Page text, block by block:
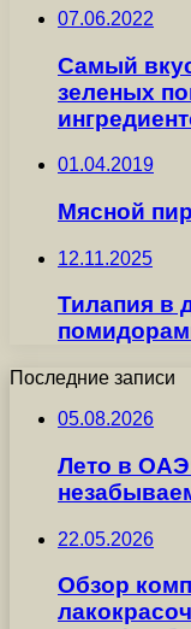
07.06.2022
Самый
зеленых
01.04.2019
Мясной
12.11.2025
Тилапия в
Последние записи
05.08.2026
Лето в
22.05.2026
Обзор